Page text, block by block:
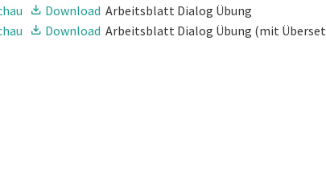
Download Arbeitsblatt Dialog Übung
Download Arbeitsblatt Dialog Übung (mit